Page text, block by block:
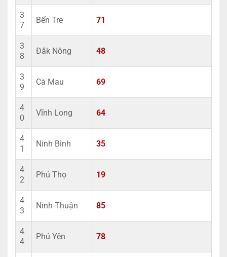
3
7
Bến Tre 71
3
8
Đắk Nông 48
3
9
Cà Mau 69
4
0
Vĩnh Long 64
4
1
Ninh Bình 35
4
2
Phú Thọ 19
4
3
Ninh Thuận 85
4
4
Phú Yên 78